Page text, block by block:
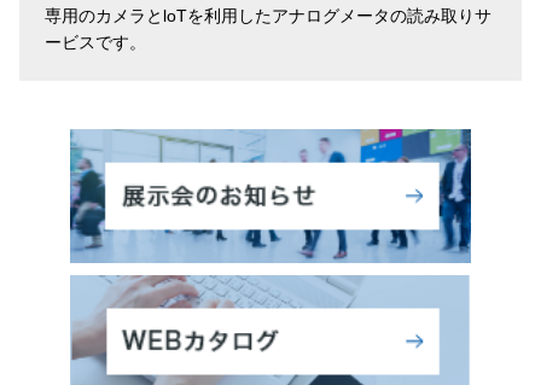
専用のカメラとloTを利用したアナログメータの読み取りサ
ービスです。